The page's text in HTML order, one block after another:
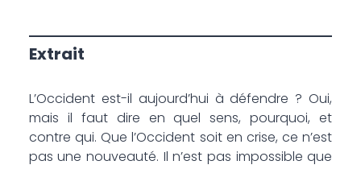
Extrait
L’Occident est-il aujourd’hui à défendre ? Oui,
mais il faut dire en quel sens, pourquoi, et
contre qui. Que l’Occident soit en crise, ce n’est
pas une nouveauté. Il n’est pas impossible que